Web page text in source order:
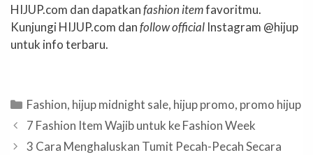
HIJUP.com dan dapatkanfashion itemfavoritmu.
Kunjungi HIJUP.com danfollow official Instagram @hijup
untuk info terbaru.
Categories
Fashion, hijup midnight sale, hijup promo, promo hijup
7 Fashion Item Wajib untuk ke Fashion Week
3 Cara Menghaluskan Tumit Pecah-Pecah Secara